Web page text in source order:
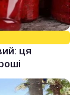
ця